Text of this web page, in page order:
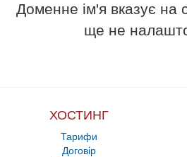
Доменне ім'я вказує на
ще не
ХОСТИНГ
Тарифи
Договір